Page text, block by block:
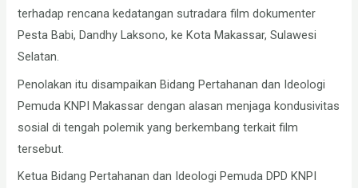
terhadap rencana kedatangan sutradara film dokumenter
Pesta Babi, Dandhy Laksono, ke Kota Makassar, Sulawesi
Selatan.
Penolakan itu disampaikan Bidang Pertahanan dan Ideologi
Pemuda KNPI Makassar dengan alasan menjaga kondusivitas
sosial di tengah polemik yang berkembang terkait film
tersebut.
Ketua Bidang Pertahanan dan Ideologi Pemuda DPD KNPI